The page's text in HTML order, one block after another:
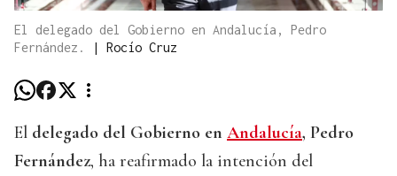
El delegado del Gobierno en Andalucía, Pedro
Fernández.
| Rocío Cruz
El delegado del Gobierno en Andalucía, Pedro
Fernández, ha reafirmado la intención del